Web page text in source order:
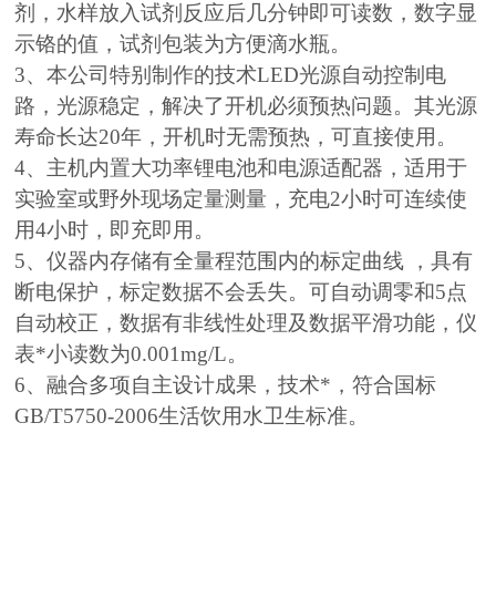
剂，水样放入试剂反应后几分钟即可读数，数字显
示铬的值，试剂包装为方便滴水瓶。
3、本公司特别制作的技术LED光源自动控制电
路，光源稳定，解决了开机必须预热问题。其光源
寿命长达20年，开机时无需预热，可直接使用。
4、主机内置大功率锂电池和电源适配器，适用于
实验室或野外现场定量测量，充电2小时可连续使
用4小时，即充即用。
5、仪器内存储有全量程范围内的标定曲线 ，具有
断电保护，标定数据不会丢失。可自动调零和5点
自动校正，数据有非线性处理及数据平滑功能，仪
表*小读数为0.001mg/L。
6、融合多项自主设计成果，技术*，符合国标
GB/T5750-2006生活饮用水卫生标准。